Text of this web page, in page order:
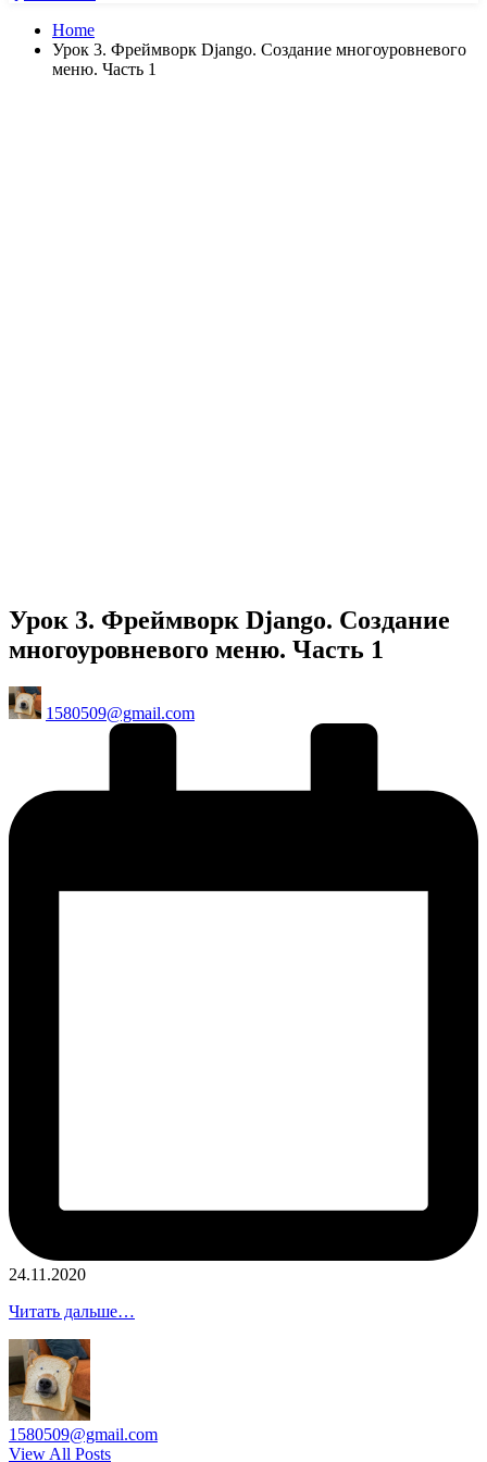
Home
Урок 3. Фреймворк Django. Создание многоуровневого
меню. Часть 1
Урок 3. Фреймворк Django. Создание
многоуровневого меню. Часть 1
Posted
by
1580509@gmail.com
24.11.2020
Читать дальше…
1580509@gmail.com
View All Posts